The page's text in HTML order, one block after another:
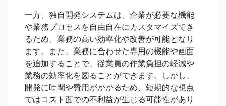
一方、独自開発システムは、企業が必要な機能
や業務プロセスを自由自在にカスタマイズでき
るため、業務の高い効率化や改善が可能となり
ます。また、業務に合わせた専用の機能や画面
を追加することで、従業員の作業負担の軽減や
業務の効率化を図ることができます。しかし、
開発に時間や費用がかかるため、短期的な視点
ではコスト面での不利益が生じる可能性があり